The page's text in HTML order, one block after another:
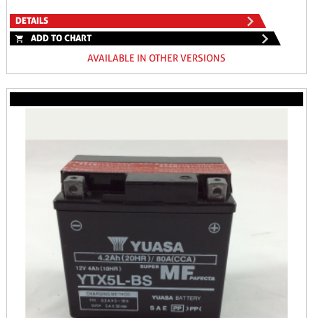
DETAILS
ADD TO CHART
AVAILABLE IN OTHER VERSIONS